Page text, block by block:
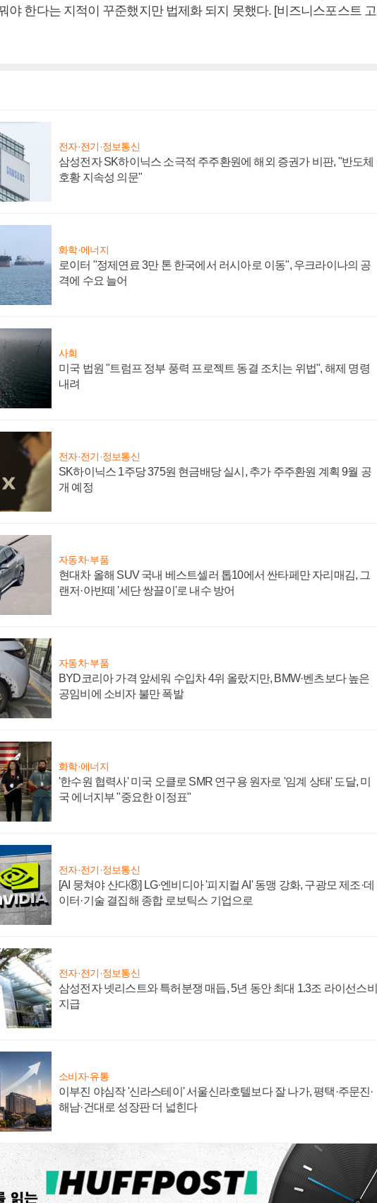
야 한다는 지적이 꾸준했지만 법제화 되지 못했다. [비즈니스포스트 고
전자·전기·정보통신
삼성전자 SK하이닉스 소극적 주주환원에 해외 증권가 비판, "반도체
호황 지속성 의문"
화학·에너지
로이터 "정제연료 3만 톤 한국에서 러시아로 이동", 우크라이나의 공
격에 수요 늘어
사회
미국 법원 "트럼프 정부 풍력 프로젝트 동결 조치는 위법", 해제 명령
내려
전자·전기·정보통신
SK하이닉스 1주당 375원 현금배당 실시, 추가 주주환원 계획 9월 공
개 예정
자동차·부품
현대차 올해 SUV 국내 베스트셀러 톱10에서 싼타페만 자리매김, 그
랜저·아반떼 '세단 쌍끌이'로 내수 방어
자동차·부품
BYD코리아 가격 앞세워 수입차 4위 올랐지만, BMW·벤츠보다 높은
공임비에 소비자 불만 폭발
화학·에너지
'한수원 협력사' 미국 오클로 SMR 연구용 원자로 '임계 상태' 도달, 미
국 에너지부 "중요한 이정표"
전자·전기·정보통신
[AI 뭉쳐야 산다⑧] LG·엔비디아 '피지컬 AI' 동맹 강화, 구광모 제조·데
이터·기술 결집해 종합 로보틱스 기업으로
전자·전기·정보통신
삼성전자 넷리스트와 특허분쟁 매듭, 5년 동안 최대 1.3조 라이선스비
지급
소비자·유통
이부진 야심작 '신라스테이' 서울신라호텔보다 잘 나가, 평택·주문진·
해남·건대로 성장판 더 넓힌다